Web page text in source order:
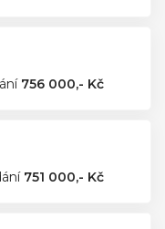
756 000,- Kč
751 000,- Kč